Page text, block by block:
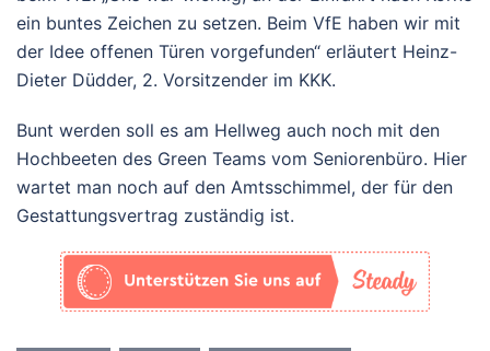
ein buntes Zeichen zu setzen. Beim VfE haben wir mit
der Idee offenen Türen vorgefunden“ erläutert Heinz-
Dieter Düdder, 2. Vorsitzender im KKK.
Bunt werden soll es am Hellweg auch noch mit den
Hochbeeten des Green Teams vom Seniorenbüro. Hier
wartet man noch auf den Amtsschimmel, der für den
Gestattungsvertrag zuständig ist.